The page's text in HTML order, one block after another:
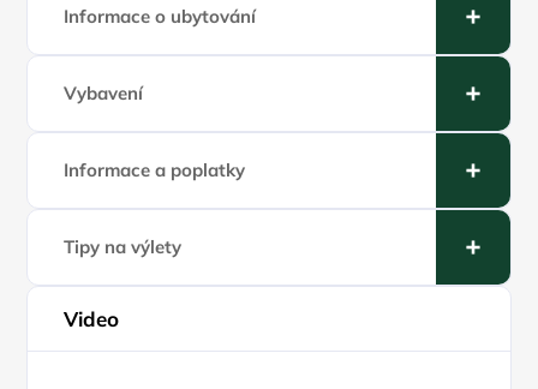
Informace o ubytování
Vybavení
Informace a poplatky
Tipy na výlety
Video